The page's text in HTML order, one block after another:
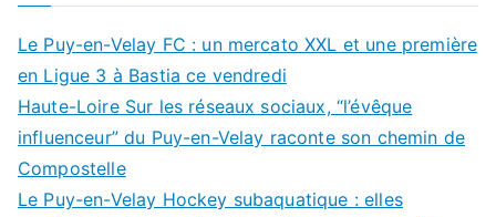
Le Puy-en-Velay FC : un mercato XXL et une première
en Ligue 3 à Bastia ce vendredi
Haute-Loire Sur les réseaux sociaux, “l’évêque
influenceur” du Puy-en-Velay raconte son chemin de
Compostelle
Le Puy-en-Velay Hockey subaquatique : elles